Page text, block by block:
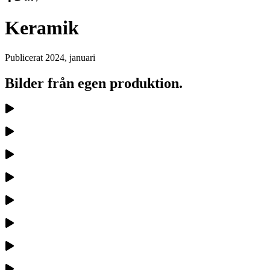
Keramik
Publicerat 2024, januari
Bilder från egen produktion.